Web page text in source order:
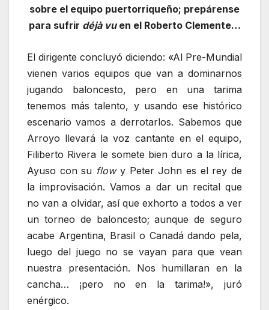
sobre el equipo puertorriqueño; prepárense
para sufrir déjà vuen el Roberto Clemente…
El dirigente concluyó diciendo: «Al Pre-Mundial
vienen varios equipos que van a dominarnos
jugando baloncesto, pero en una tarima
tenemos más talento, y usando ese histórico
escenario vamos a derrotarlos. Sabemos que
Arroyo llevará la voz cantante en el equipo,
Filiberto Rivera le somete bien duro a la lírica,
Ayuso con su flowy Peter John es el rey de
la improvisación. Vamos a dar un recital que
no van a olvidar, así que exhorto a todos a ver
un torneo de baloncesto; aunque de seguro
acabe Argentina, Brasil o Canadá dando pela,
luego del juego no se vayan para que vean
nuestra presentación. Nos humillaran en la
cancha… ¡pero no en la tarima!», juró
enérgico.